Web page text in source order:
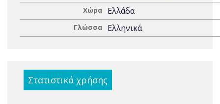
Χώρα Ελλάδα
Γλώσσα Ελληνικά
Στατιστικά χρήσης